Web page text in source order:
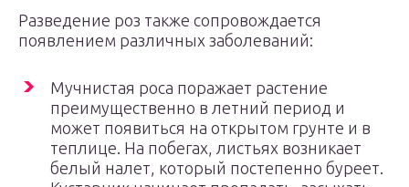
Разведение роз также сопровождается
появлением различных заболеваний:
Мучнистая роса поражает растение
преимущественно в летний период и
может появиться на открытом грунте и в
теплице. На побегах, листьях возникает
белый налет, который постепенно буреет.